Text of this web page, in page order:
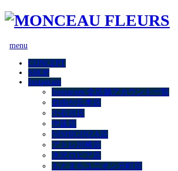
menu
CONCEPT
SHOP
Instagram
Instagram 全店舗アカウント一覧
自由が丘本店
小石川店
中延店
NISHIGINZA店
アトレ川崎店
水沢ロピア店
もとまちユニオン元町店